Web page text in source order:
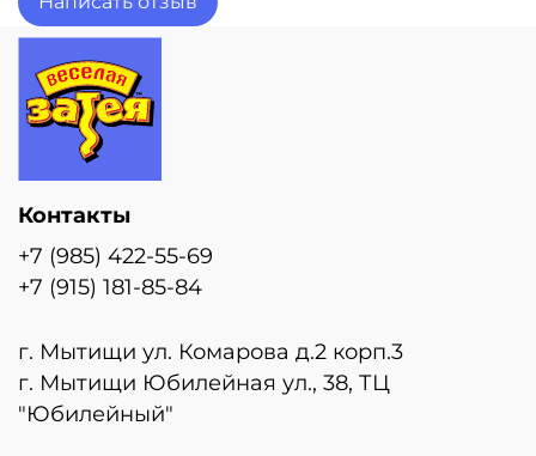
Контакты
+7 (985) 422-55-69
+7 (915) 181-85-84
г. Мытищи ул. Комарова д.2 корп.3
г. Мытищи Юбилейная ул., 38, ТЦ
"Юбилейный"